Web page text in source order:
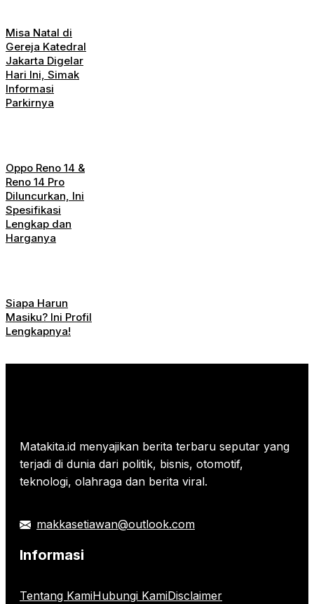
Misa Natal di
Gereja Katedral
Jakarta Digelar
Hari Ini, Simak
Informasi
Parkirnya
Oppo Reno 14 &
Reno 14 Pro
Diluncurkan, Ini
Spesifikasi
Lengkap dan
Harganya
Siapa Harun
Masiku? Ini Profil
Lengkapnya!
Matakita.id menyajikan berita terbaru seputar yang
terjadi di dunia dari politik, bisnis, otomotif,
teknologi, olahraga dan berita viral.
makkasetiawan@outlook.com
Informasi
Tentang KamiHubungi KamiDisclaimer